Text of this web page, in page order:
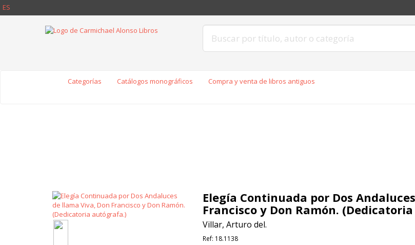
ES
Categorías Catálogos monográficos Compra y venta de libros antiguos
Elegía Continuada por Dos
Francisco y Don Ramón.
Villar, Arturo del.
Ref: 18.1138